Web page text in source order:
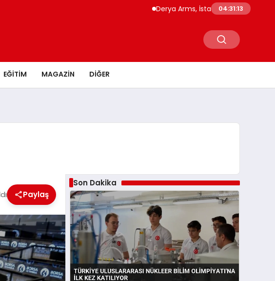
Derya Arms, İstanbul Prohunt 2026’da
04:31:14
EĞITIM MAGAZIN DIĞER
Paylaş
Son Dakika